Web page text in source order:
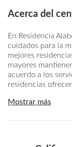
Acerca del
En Residencia
cuidados para la
mejores
mayores
acuerdo a los
residencias
Mostrar más